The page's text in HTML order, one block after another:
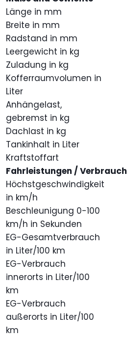
Länge in mm
Breite in mm
Radstand in mm
Leergewicht in kg
Zuladung in kg
Kofferraumvolumen in
Liter
Anhängelast,
gebremst in kg
Dachlast in kg
Tankinhalt in Liter
Kraftstoffart
Fahrleistungen / Verbrauch
Höchstgeschwindigkeit
in km/h
Beschleunigung 0-100
km/h in Sekunden
EG-Gesamtverbrauch
in Liter/100 km
EG-Verbrauch
innerorts in Liter/100
km
EG-Verbrauch
außerorts in Liter/100
km